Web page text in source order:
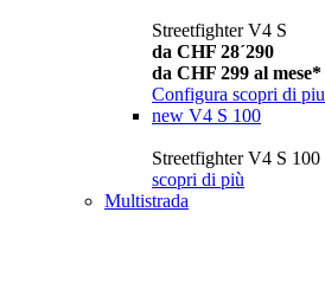
Streetfighter V4 S
da CHF 28´290
da CHF 299 al mese*
Configura scopri di piu
new V4 S 100
Streetfighter V4 S 100
scopri di più
Multistrada